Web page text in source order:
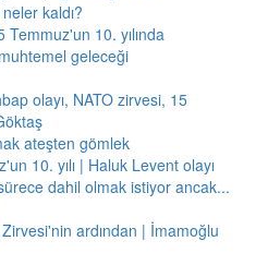
kaldı?
10. yılında
geleceği
olayı, NATO zirvesi, 15
ateşten gömlek
10. yılı | Haluk Levent olayı
dahil olmak istiyor ancak...
ardından | İmamoğlu